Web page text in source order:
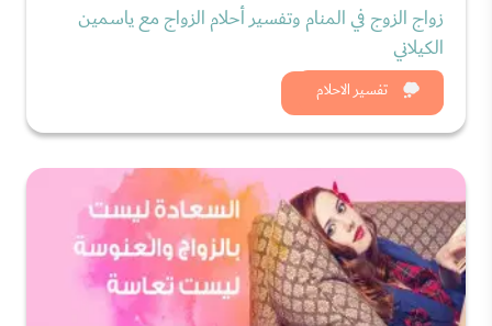
تفسير الاحلام
زواج الزوج في المنام وتفسير أحلام الزواج مع ياسمين
الكيلاني
شاهد الان